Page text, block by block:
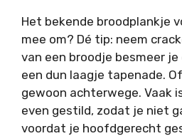
Het bekende broodplankje
mee om? Dé tip: neem
van een broodje besmeer
een dun laagje tapenade.
gewoon achterwege. Vaak
even gestild, zodat je niet
voordat je hoofdgerecht